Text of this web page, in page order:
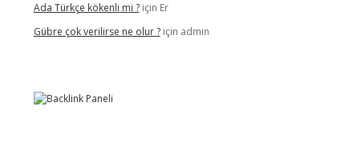
Ada Türkçe kökenli mi ?için Er
Gübre çok verilirse ne olur ?için admin